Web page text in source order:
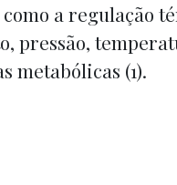
a regulação
pressão,
metabólicas (1).